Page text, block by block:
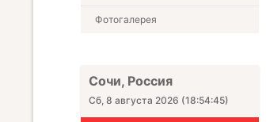
Фотогалерея
Сочи, Россия
Сб, 8 августа 2026 (18:54:46)